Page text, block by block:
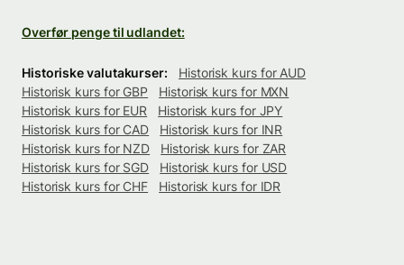
Overfør penge til udlandet:
Historiske valutakurser:
Historisk kurs for AUD
Historisk kurs for GBP
Historisk kurs for MXN
Historisk kurs for EUR
Historisk kurs for JPY
Historisk kurs for CAD
Historisk kurs for INR
Historisk kurs for NZD
Historisk kurs for ZAR
Historisk kurs for SGD
Historisk kurs for USD
Historisk kurs for CHF
Historisk kurs for IDR